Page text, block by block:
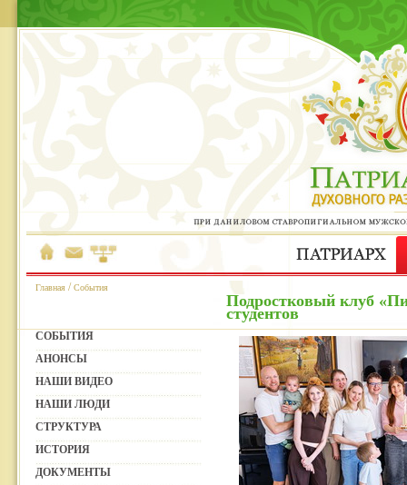
Главная /События
Подростковый клуб
студентов
СОБЫТИЯ
АНОНСЫ
НАШИ ВИДЕО
НАШИ ЛЮДИ
СТРУКТУРА
ИСТОРИЯ
ДОКУМЕНТЫ